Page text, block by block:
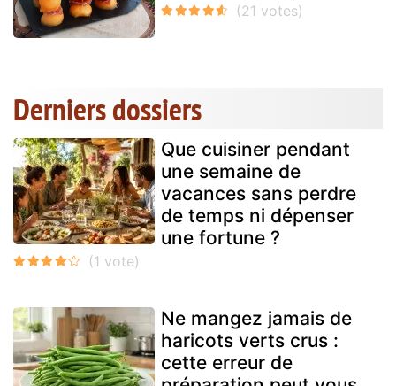
Derniers dossiers
Que cuisiner pendant
une semaine de
vacances sans perdre
de temps ni dépenser
une fortune ?
Ne mangez jamais de
haricots verts crus :
cette erreur de